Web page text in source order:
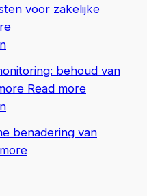
voor zakelijke
behoud van
Read more
benadering van